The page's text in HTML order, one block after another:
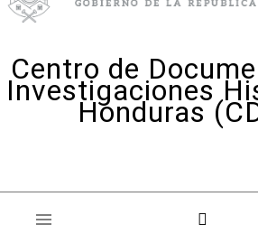
Centro de
Investigaciones
Honduras